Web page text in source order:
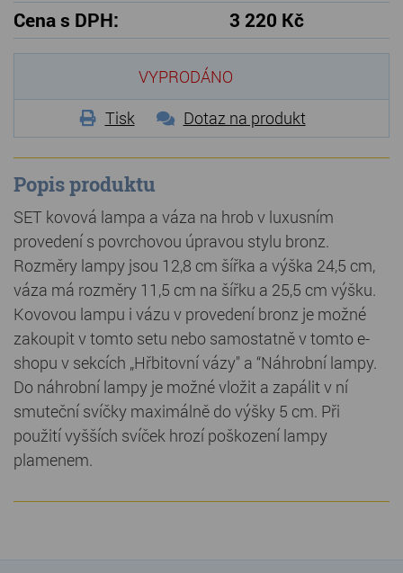
Cena s DPH: 3 220 Kč
VYPRODÁNO
Tisk
Dotaz na produkt
Popis produktu
SET kovová lampa a váza na hrob v luxusním
provedení s povrchovou úpravou stylu bronz.
Rozměry lampy jsou 12,8 cm šířka a výška 24,5 cm,
váza má rozměry 11,5 cm na šířku a 25,5 cm výšku.
Kovovou lampu i vázu v provedení bronz je možné
zakoupit v tomto setu nebo samostatně v tomto e-
shopu v sekcích „Hřbitovní vázy" a “Náhrobní lampy.
Do náhrobní lampy je možné vložit a zapálit v ní
smuteční svíčky maximálně do výšky 5 cm. Při
použití vyšších svíček hrozí poškození lampy
plamenem.